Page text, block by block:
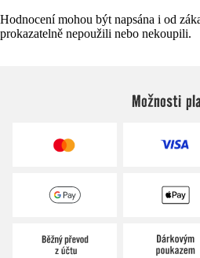
Hodnocení mohou být napsána i od
prokazatelně nepoužili nebo nekoupili.
Možnosti